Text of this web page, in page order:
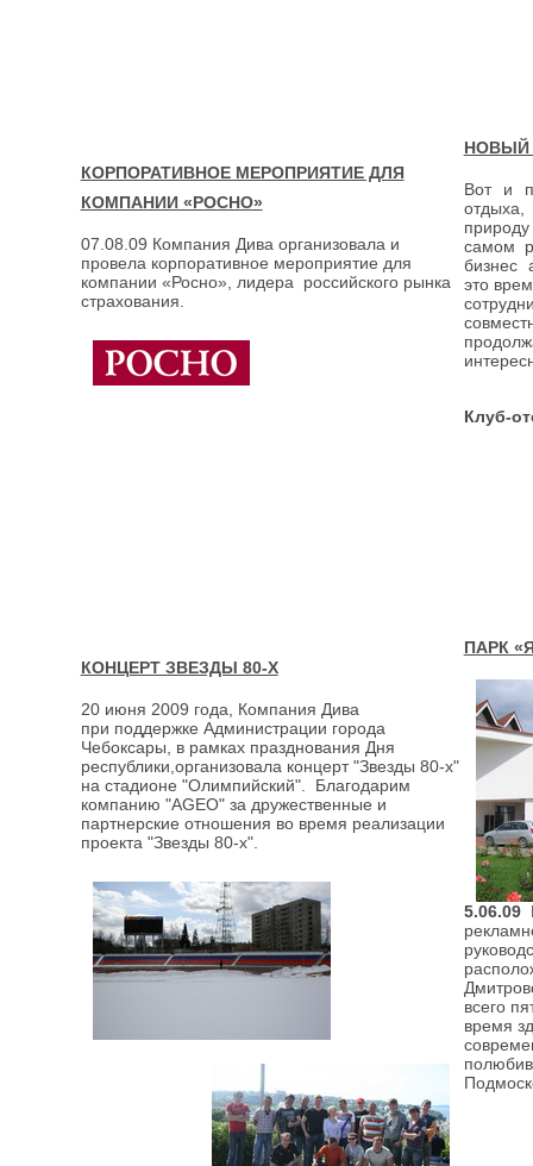
КОРПОРАТИВНОЕ МЕРОПРИЯТИЕ ДЛЯ
КОМПАНИИ «РОСНО»
07.08.09 Компания Дива организовала и
провела корпоративное мероприятие для
компании «Росно», лидера российского рынка
страхования.
НОВЫЙ
Вот и
самом
бизнес
это
Клуб-
КОНЦЕРТ ЗВЕЗДЫ 80-Х
20 июня 2009 года, Компания Дива
при поддержке Администрации города
Чебоксары, в рамках празднования Дня
республики,организовала концерт "Звезды 80-х"
на стадионе "Олимпийский". Благодарим
компанию "AGEO" за дружественные и
партнерские отношения во время реализации
проекта "Звезды 80-х".
ПАРК
5.06.09
всего
время